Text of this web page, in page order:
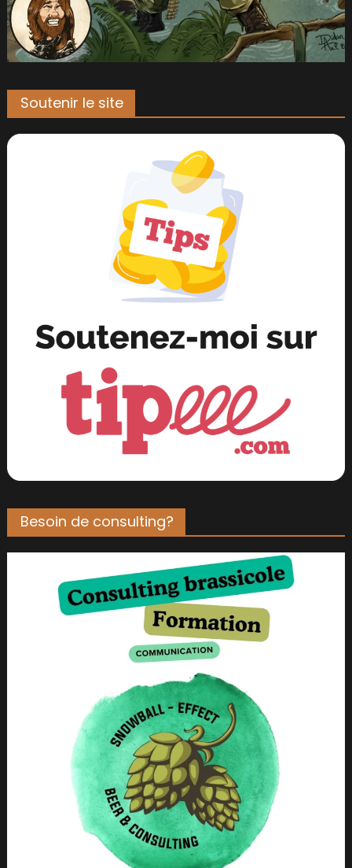
Soutenir le site
Besoin de consulting?